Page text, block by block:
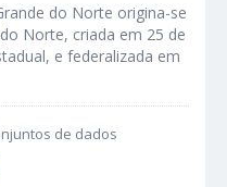
do Norte origina-se
Norte, criada em 25 de
e federalizada em
de dados